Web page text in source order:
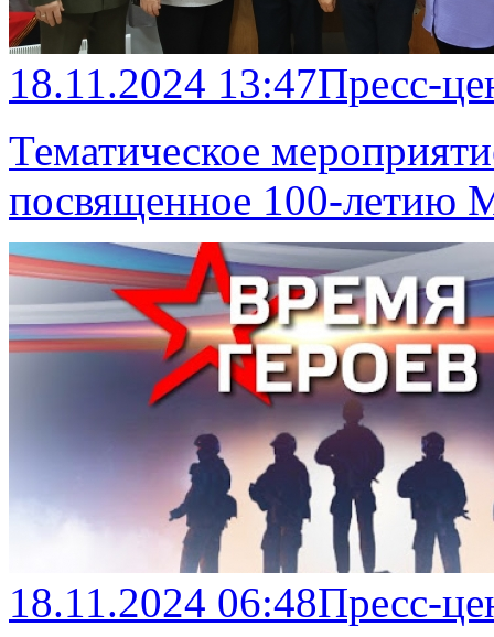
18.11.2024 13:47Пресс-
Тематическое
посвященное 100-летию
18.11.2024 06:48Пресс-